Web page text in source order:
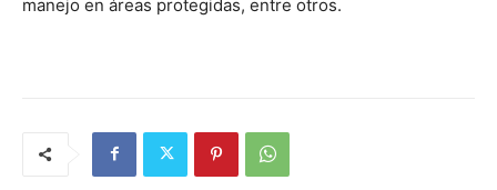
manejo en áreas protegidas, entre otros.